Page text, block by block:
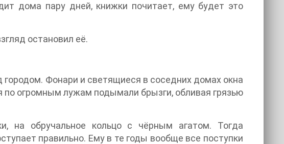
дома пару дней, книжки почитает, ему будет это
остановил её.
Фонари и светящиеся в соседних домах окна
огромным лужам подымали брызги, обливая грязью
на обручальное кольцо с чёрным агатом. Тогда
правильно. Ему в те годы вообще все поступки